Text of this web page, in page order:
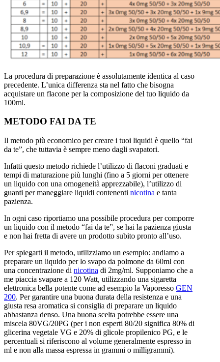
La procedura di preparazione è assolutamente identica al caso
precedente. L’unica differenza sta nel fatto che bisogna
acquistare un flacone per la composizione del tuo liquido da
100ml.
METODO FAI DA TE
Il metodo più economico per creare i tuoi liquidi è quello “fai
da te”, che tuttavia è sempre meno dagli svapatori.
Infatti questo metodo richiede l’utilizzo di flaconi graduati e
tempi di maturazione più lunghi (fino a 5 giorni per ottenere
un liquido con una omogeneità apprezzabile), l’utilizzo di
guanti per maneggiare liquidi contenenti nicotina e tanta
pazienza.
In ogni caso riportiamo una possibile procedura per comporre
un liquido con il metodo “fai da te”, se hai la pazienza giusta
e non hai fretta di avere un prodotto subito pronto all’uso.
Per spiegarti il metodo, utilizziamo un esempio: andiamo a
preparare un liquido per lo svapo da polmone da 60ml con
una concentrazione di nicotina di 2mg/ml. Supponiamo che a
me piaccia svapare a 120 Watt, utilizzando una sigaretta
elettronica bella potente come ad esempio la Vaporesso GEN
200. Per garantire una buona durata della resistenza e una
giusta resa aromatica si consiglia di preparare un liquido
abbastanza denso. Una buona scelta potrebbe essere una
miscela 80VG/20PG (per i non esperti 80/20 significa 80% di
glicerina vegetale VG e 20% di glicole propilenico PG, e le
percentuali si riferiscono al volume generalmente espresso in
ml e non alla massa espressa in grammi o milligrammi).